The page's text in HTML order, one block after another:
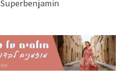
Superbenjamin)